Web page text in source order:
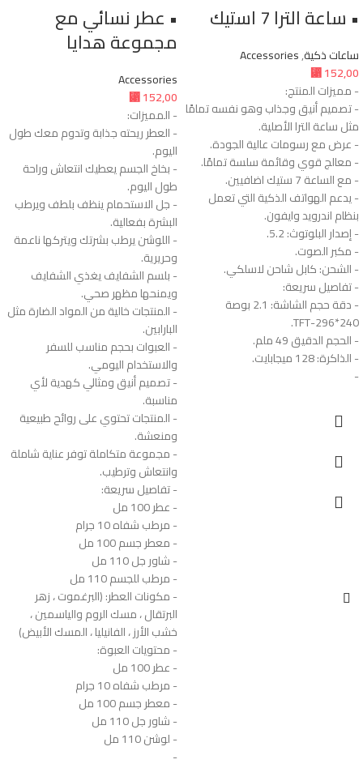
• ساعة الترا 7 استيك
ساعات ذكية,
Accessories
⃁152,00
- مميزات المنتج:
- تصميم أنيق وجذاب وهو نفسه تمامًا
مثل ساعة الترا الأصلية.
- عرض مع رسومات عالية الجودة.
- معالج قوي وقائمة سلسة تمامًا.
- مع الساعة 7 ستيك اضافيين.
- يدعم الهواتف الذكية التي تعمل
بنظام اندرويد وايفون.
- إصدار البلوتوث: 5.2.
- مكبر الصوت.
- الشحن: كابل شاحن لاسلكي.
- تفاصيل سريعة:
- دقة حجم الشاشة: 2.1 بوصة
240*296-TFT.
- الحجم الدقيق 49 ملم.
- الذاكرة: 128 ميجابايت.
-
• عطر نسائي مع
مجموعة هدايا
Accessories
⃁152,00
- المميزات:
- العطر ريحته جذابة وتدوم معك طول
اليوم.
- بخاخ الجسم يعطيك انتعاش وراحة
طول اليوم.
- جل الاستحمام ينظف بلطف ويرطب
البشرة بفعالية.
- اللوشن يرطب بشرتك ويتركها ناعمة
وحريرية.
- بلسم الشفايف يغذي الشفايف
ويمنحها مظهر صحي.
- المنتجات خالية من المواد الضارة مثل
البارابين.
- العبوات بحجم مناسب للسفر
والاستخدام اليومي.
- تصميم أنيق ومثالي كهدية لأي
مناسبة.
- المنتجات تحتوي على روائح طبيعية
ومنعشة.
- مجموعة متكاملة توفر عناية شاملة
وانتعاش وترطيب.
- تفاصيل سريعة:
- عطر 100 مل
- مرطب شفاه 10 جرام
- معطر جسم 100 مل
- شاور جل 110 مل
- مرطب للجسم 110 مل
- مكونات العطر: (البرغموت ، زهر
البرتقال ، مسك الروم والياسمين ،
خشب الأرز ، الفانيليا ، المسك الأبيض)
- محتويات العبوة:
- عطر 100 مل
- مرطب شفاه 10 جرام
- معطر جسم 100 مل
- شاور جل 110 مل
- لوشن 110 مل
-